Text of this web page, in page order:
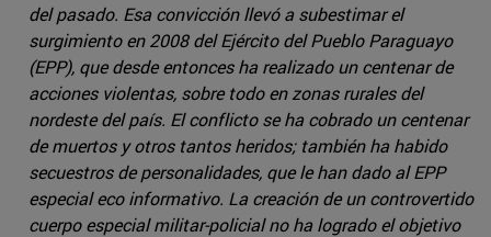
del pasado. Esa convicción llevó a subestimar el
surgimiento en 2008 del Ejército del Pueblo Paraguayo
(EPP), que desde entonces ha realizado un centenar de
acciones violentas, sobre todo en zonas rurales del
nordeste del país. El conflicto se ha cobrado un centenar
de muertos y otros tantos heridos; también ha habido
secuestros de personalidades, que le han dado al EPP
especial eco informativo. La creación de un controvertido
cuerpo especial militar-policial no ha logrado el objetivo